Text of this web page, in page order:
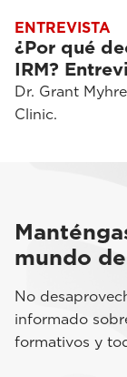
ENTREVISTA
¿Por qué
IRM?
Dr. Grant
Clinic.
mundo
No
informado
formativos y